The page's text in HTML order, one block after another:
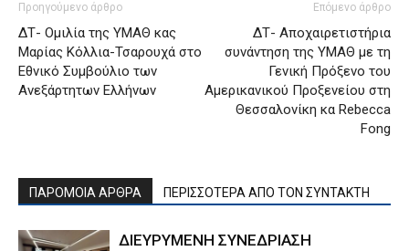
Προηγούμενο άρθρο
ΔΤ- Ομιλία της ΥΜΑΘ κας
Μαρίας Κόλλια-Τσαρουχά στο
Εθνικό Συμβούλιο των
Ανεξάρτητων Ελλήνων
Επόμενο άρθρο
ΔΤ- Αποχαιρετιστήρια
συνάντηση της ΥΜΑΘ με τη
Γενική Πρόξενο του
Αμερικανικού Προξενείου στη
Θεσσαλονίκη κα Rebecca
Fong
ΠΑΡΟΜΟΙΑ ΑΡΘΡΑ ΠΕΡΙΣΣΟΤΕΡΑ ΑΠΟ ΤΟΝ ΣΥΝΤΑΚΤΗ
ΔΙΕΥΡΥΜΕΝΗ ΣΥΝΕΔΡΙΑΣΗ